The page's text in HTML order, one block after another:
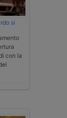
si
con la